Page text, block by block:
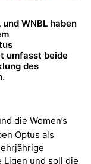
WNBL haben
umfasst beide
des
die Women’s
Optus als
und soll die